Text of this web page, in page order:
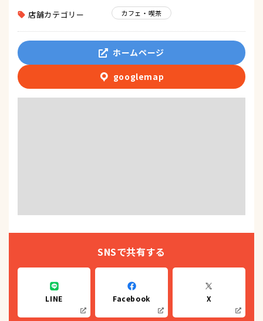
店舗カテゴリー カフェ・喫茶
ホームページ
googlemap
SNSで共有する
LINE Facebook X